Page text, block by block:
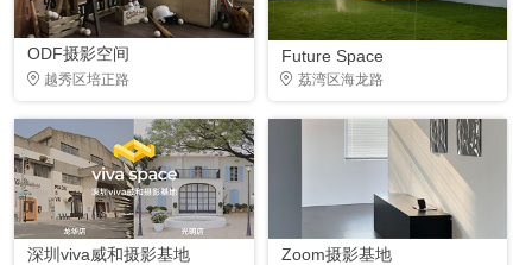
ODF摄影空间
越秀区培正路
Future Space
荔湾区海龙路
深圳viva威和摄影基地 Zoom摄影基地